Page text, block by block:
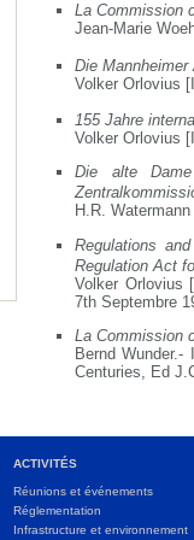
La Commission
Jean-Marie
Die
Volker Orlovius
155 Jahre
Volker Orlovius
Die alte
H.R.
Regulations
Regulation Act
Volker Orlovius
7th Septembre
La Commission
Bernd
Centuries, Ed
ACTIVITÉS
Réunions et événements
Réglementation
Infrastructure et environnement